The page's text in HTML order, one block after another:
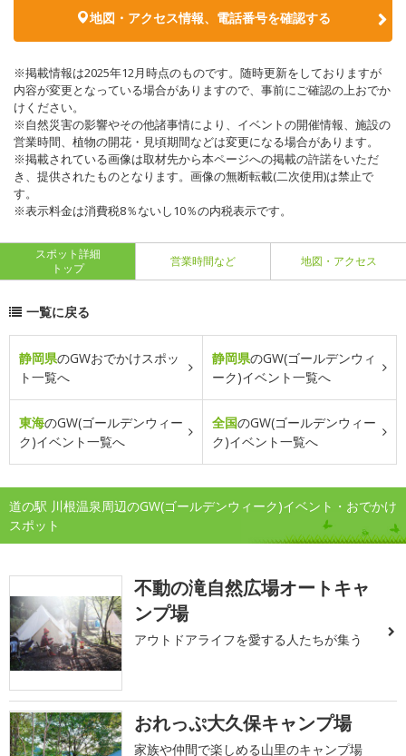
地図・アクセス情報、電話番号を確認する
※掲載情報は2025年12月時点のものです。随時更新をしておりますが
内容が変更となっている場合がありますので、事前にご確認の上おでか
けください。
※自然災害の影響やその他諸事情により、イベントの開催情報、施設の
営業時間、植物の開花・見頃期間などは変更になる場合があります。
※掲載されている画像は取材先から本ページへの掲載の許諾をいただ
き、提供されたものとなります。画像の無断転載(二次使用)は禁止で
す。
※表示料金は消費税8％ないし10％の内税表示です。
スポット詳細
トップ
営業時間など 地図・アクセス
一覧に戻る
静岡県のGWおでかけスポッ
ト一覧へ
静岡県のGW(ゴールデンウィ
ーク)イベント一覧へ
東海のGW(ゴールデンウィー
ク)イベント一覧へ
全国のGW(ゴールデンウィー
ク)イベント一覧へ
道の駅 川根温泉周辺のGW(ゴールデンウィーク)イベント・おでかけ
スポット
不動の滝自然広場オートキャ
ンプ場
アウトドアライフを愛する人たちが集う
おれっぷ大久保キャンプ場
家族や仲間で楽しめる山里のキャンプ場